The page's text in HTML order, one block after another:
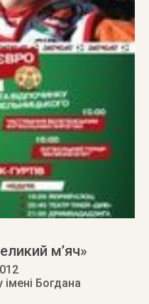
м’яч»
імені Богдана